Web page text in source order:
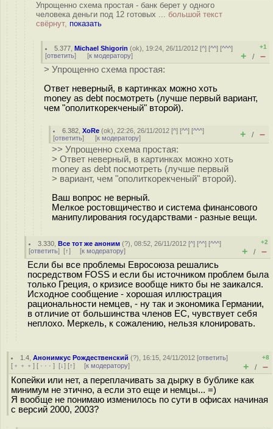
Упрощенно схема простая - банк берет у одного
человека деньги под 12 готовых ... большой текст
свёрнут, показать
5.377 ,Michael Shigorin (ok), 19:24, 26/11/2012 [^] [^^] [^^^]
[ответить] [к модератору]
+1
+ / –
> Упрощенно схема простая:
Ответ неверный, в картинках можно хоть
money as debt посмотреть (лучше первый вариант,
чем "ополиткорекченый" второй).
6.382 ,XoRe (ok), 22:26, 26/11/2012 [^] [^^] [^^^]
[ответить] [к модератору] + / –
>> Упрощенно схема простая:
> Ответ неверный, в картинках можно хоть
money as debt посмотреть (лучше первый
> вариант, чем "ополиткорекченый" второй).
Ваш вопрос не верный.
Мелкое ростовщичество и система финансового
манипулирования государствами - разные вещи.
3.330 ,Все тот же аноним (?), 08:52, 26/11/2012 [^] [^^] [^^^]
[ответить] [↑] [к модератору]
+2
+ / –
Если бы все проблемы Евросоюза решались
посредством FOSS и если бы источником проблем была
только Греция, о кризисе вообще никто бы не заикался.
Исходное сообщение - хорошая иллюстрация
рациональности немцев, - ну так и экономика Германии,
в отличие от большинства членов ЕС, чувствует себя
неплохо. Меркель, к сожалению, нельзя клонировать.
1.4 ,Анонимкус Рождественский (?), 16:15, 24/11/2012 [ответить]
[ ﹢﹢﹢ ] [ · · · ] [↓] [↑] [к модератору]
+8
+ / –
Копейки или нет, а переплачивать за дырку в бублике как
минимум не этично, а если это еще и немцы... =)
Я вообще не понимаю изменилось по сути в офисах начиная
с версий 2000, 2003?